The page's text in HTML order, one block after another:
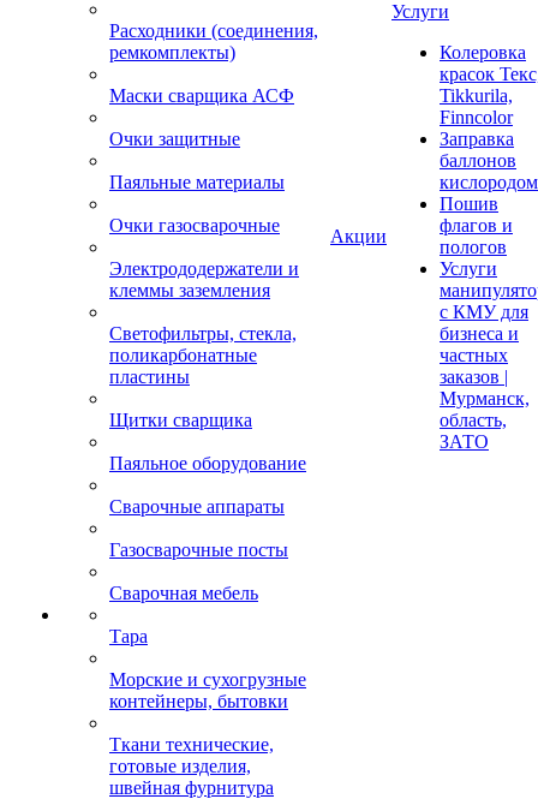
Расходники (соединения,
ремкомплекты)
Маски сварщика АСФ
Очки защитные
Паяльные материалы
Очки газосварочные
Электрододержатели и
клеммы заземления
Светофильтры, стекла,
поликарбонатные
пластины
Щитки сварщика
Паяльное оборудование
Сварочные аппараты
Газосварочные посты
Сварочная мебель
Тара
Морские и сухогрузные
контейнеры, бытовки
Ткани технические,
готовые изделия,
швейная фурнитура
Акции
Услуги
Колеровка
красок
Tikkurila,
Finncolor
Заправка
баллонов
кислородом
Пошив
флагов и
пологов
Услуги
с КМУ для
бизнеса и
частных
заказов |
Мурманск,
область,
ЗАТО